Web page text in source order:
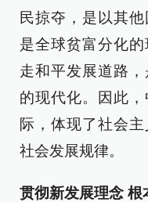
民掠夺，是以其
是全球贫富分化
走和平发展道路
的现代化。因此
际，体现了社会
社会发展规律。
贯彻新发展理念 根